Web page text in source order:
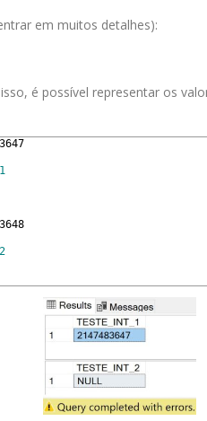
em muitos detalhes):
é possível representar os